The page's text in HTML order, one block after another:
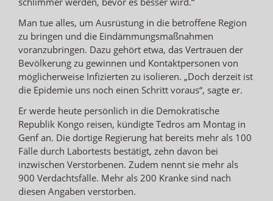
Man tue alles, um Ausrüstung in die betroffene Region
zu bringen und die Eindämmungsmaßnahmen
voranzubringen. Dazu gehört etwa, das Vertrauen der
Bevölkerung zu gewinnen und Kontaktpersonen von
möglicherweise Infizierten zu isolieren. „Doch derzeit ist
die Epidemie uns noch einen Schritt voraus“, sagte er.
Er werde heute persönlich in die Demokratische
Republik Kongo reisen, kündigte Tedros am Montag in
Genf an. Die dortige Regierung hat bereits mehr als 100
Fälle durch Labortests bestätigt, zehn davon bei
inzwischen Verstorbenen. Zudem nennt sie mehr als
900 Verdachtsfälle. Mehr als 200 Kranke sind nach
diesen Angaben verstorben.